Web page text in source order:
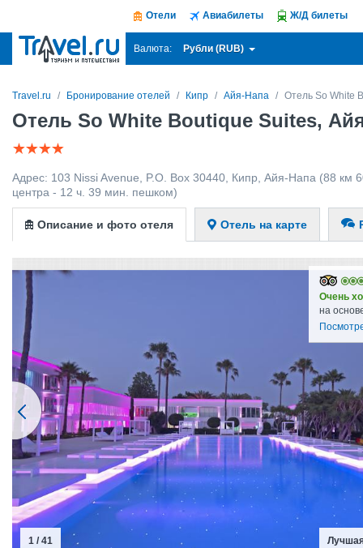
Отели Авиабилеты Ж/Д билеты
Валюта: Рубли (RUB)
Travel.ru Бронирование отелей Кипр Айя-Напа Отель So White
Отель So White Boutique Suites,
Адрес: 103 Nissi Avenue, P.O. Box 30440 Кипр Айя-Напа (88 км
центра - 12 ч. 39 мин. пешком)
Описание и фото отеля Отель на карте
Очень
на
2 / 41